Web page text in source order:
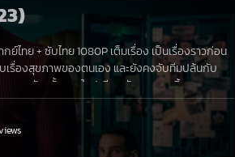
กย์ไทย+ซับไทย1080Pเต็มเรื่อง เป็นเรื่องราวก่อน
บเรื่องสุขภาพของตนเอง และยังคงจับทีมปล้นกับ
รวมกันครั้งแรกในปารีส หลังจากการสิ้นสุดลงของ
พร้อมกัน แฟนของซีรีส์ปล้นอัจฉริยะก็คงแอบหวังให้
ห้ได้กลิ่นกิมจิแซม แต่สำหรับคอซีรีส์พันธุ์แท้คงเห็น
ม้แต่น้อยก็ตาม